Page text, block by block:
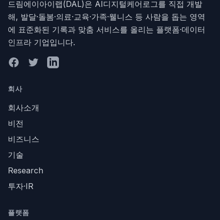
드림에이아이랩(DAL)은 AI디지털케어로그를 직접 개발
해, 발달·돌봄·의료·교육·가족·웰니스 등 사람을 돕는 영역
에 표준화된 기록과 맞춤 서비스를 올리는 플랫폼·데이터
인프라 기업입니다.
FacebookTwitterLinkedIn
회사
회사소개
비전
비즈니스
기술
Research
투자·IR
플랫폼